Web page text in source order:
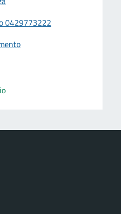
0429773222